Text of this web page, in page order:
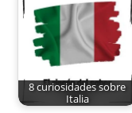
8 curiosidades sobre
Italia